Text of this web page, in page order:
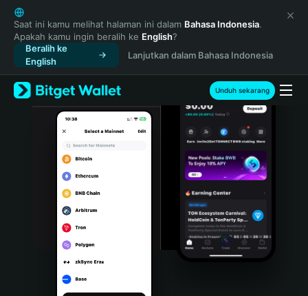
English
日本語
Tiếng Việt
Русский
Español (Latinoamérica)
Türkçe
Italiano
Português (Portugal)
Bahasa Indonesia
Português (Brasil)
Saat ini kamu melihat halaman ini dalam Bahasa Indonesia.
Apakah kamu ingin beralih ke English?
Beralih ke
English
Lanjutkan dalam Bahasa Indonesia
Unduh sekarang